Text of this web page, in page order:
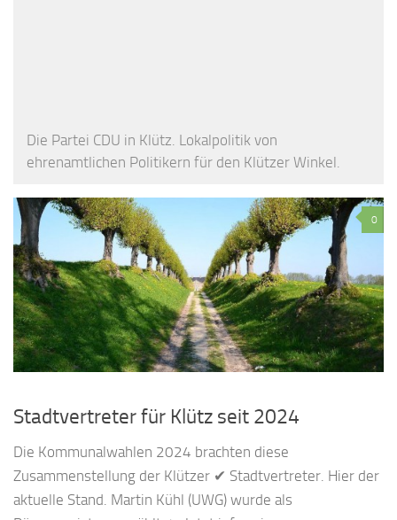
Die Partei CDU in Klütz. Lokalpolitik von
ehrenamtlichen Politikern für den Klützer Winkel.
0
Stadtvertreter für Klütz seit 2024
Die Kommunalwahlen 2024 brachten diese
Zusammenstellung der Klützer ✔ Stadtvertreter. Hier der
aktuelle Stand. Martin Kühl (UWG) wurde als